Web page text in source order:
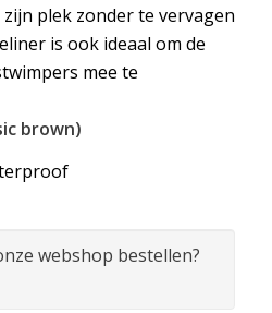
plek zonder te vervagen
is ook ideaal om de
mee te
brown)
webshop bestellen?